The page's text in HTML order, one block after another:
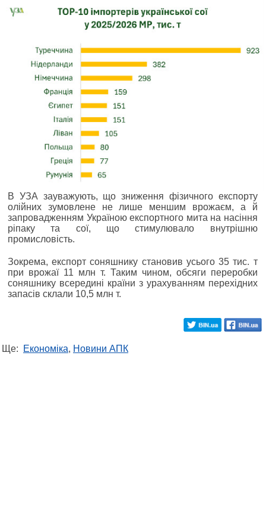
В УЗА зауважують, що зниження фізичного експорту
олійних зумовлене не лише меншим врожаєм, а й
запровадженням Україною експортного мита на насіння
ріпаку та сої, що стимулювало внутрішню
промисловість.
Зокрема, експорт соняшнику становив усього 35 тис. т
при врожаї 11 млн т. Таким чином, обсяги переробки
соняшнику всередині країни з урахуванням перехідних
запасів склали 10,5 млн т.
Ще: Економіка, Новини АПК